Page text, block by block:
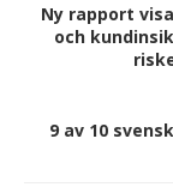
Ny rapport
och
9 av 10